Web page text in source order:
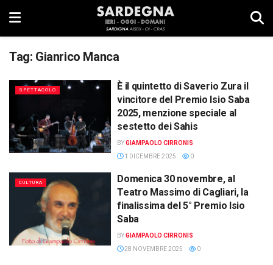
Tag: Gianrico Manca
SPETTACOLO
È il quintetto di Saverio Zura il
vincitore del Premio Isio Saba
2025, menzione speciale al
sestetto dei Sahis
BYGIAMPAOLO CIRRONIS
1 DICEMBRE 2025
0
CULTURA
Domenica 30 novembre, al
Teatro Massimo di Cagliari, la
finalissima del 5° Premio Isio
Saba
BYGIAMPAOLO CIRRONIS
28 NOVEMBRE 2025
0